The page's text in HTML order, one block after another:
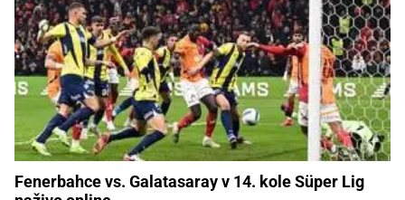
Fenerbahce vs. Galatasaray v 14. kole Süper Lig